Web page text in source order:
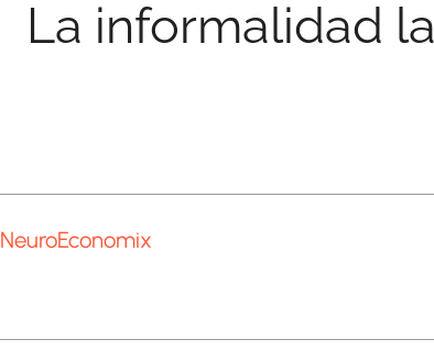
La informalidad
NeuroEconomix